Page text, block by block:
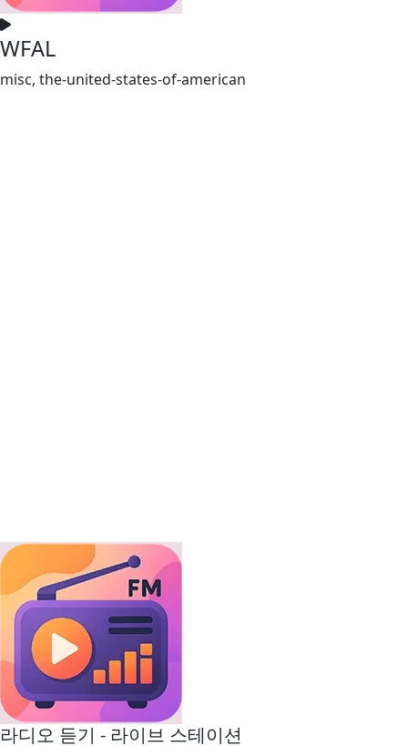
WFAL
misc, the-united-states-of-american
라디오 듣기 - 라이브 스테이션